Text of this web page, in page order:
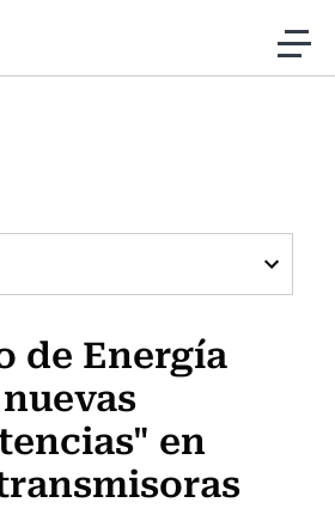
al contenido
y TV Usach
de Energía
en